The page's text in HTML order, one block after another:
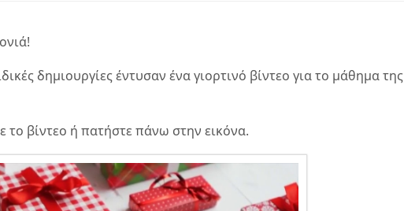
δημιουργίες έντυσαν ένα γιορτινό βίντεο για το μάθημα της
το βίντεο ή πατήστε πάνω στην εικόνα.